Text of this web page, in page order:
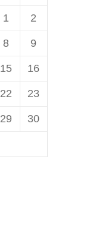
1 2
8 9
15 16
22 23
29 30